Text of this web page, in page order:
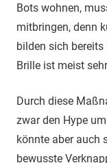
Bots wohnen,
mitbringen, denn
bilden sich
Brille ist meist
Durch diese
zwar den Hype
könnte aber auch
bewusste